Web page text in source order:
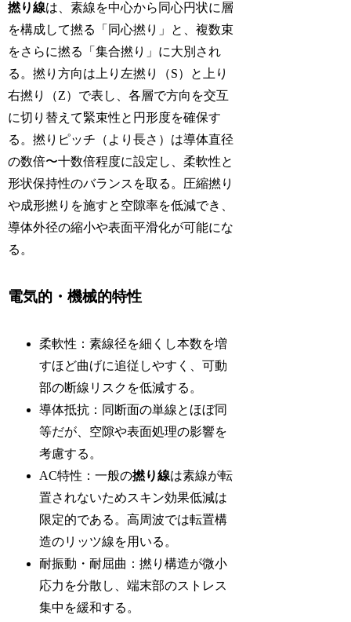
撚り線は、素線を中心から同心円状に層
を構成して撚る「同心撚り」と、複数束
をさらに撚る「集合撚り」に大別され
る。撚り方向は上り左撚り（S）と上り
右撚り（Z）で表し、各層で方向を交互
に切り替えて緊束性と円形度を確保す
る。撚りピッチ（より長さ）は導体直径
の数倍〜十数倍程度に設定し、柔軟性と
形状保持性のバランスを取る。圧縮撚り
や成形撚りを施すと空隙率を低減でき、
導体外径の縮小や表面平滑化が可能にな
る。
電気的・機械的特性
柔軟性：素線径を細くし本数を増
すほど曲げに追従しやすく、可動
部の断線リスクを低減する。
導体抵抗：同断面の単線とほぼ同
等だが、空隙や表面処理の影響を
考慮する。
AC特性：一般の撚り線は素線が転
置されないためスキン効果低減は
限定的である。高周波では転置構
造のリッツ線を用いる。
耐振動・耐屈曲：撚り構造が微小
応力を分散し、端末部のストレス
集中を緩和する。